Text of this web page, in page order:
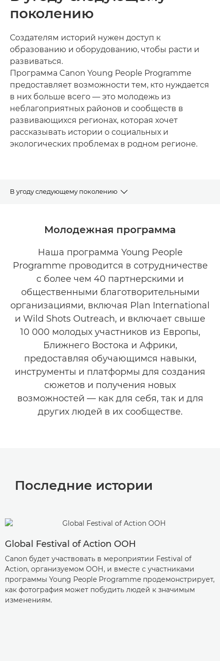
поколению
Создателям историй нужен доступ к
образованию и оборудованию, чтобы расти и
развиваться.
Программа Canon Young People Programme
предоставляет возможности тем, кто нуждается
в них больше всего — это молодежь из
неблагоприятных районов и сообществ в
развивающихся регионах, которая хочет
рассказывать истории о социальных и
экологических проблемах в родном регионе.
В угоду следующему поколению
Галерея
Свяжитесь с нами
Молодежная программа
Наша программа Young People
Programme проводится в сотрудничестве
с более чем 40 партнерскими и
общественными благотворительными
организациями, включая Plan International
и Wild Shots Outreach, и включает свыше
10 000 молодых участников из Европы,
Ближнего Востока и Африки,
предоставляя обучающимся навыки,
инструменты и платформы для создания
сюжетов и получения новых
возможностей — как для себя, так и для
других людей в их сообществе.
Последние истории
Global Festival of Action ООН
Canon будет участвовать в мероприятии Festival of
Action, организуемом ООН, и вместе с участниками
программы Young People Programme продемонстрирует,
как фотография может побудить людей к значимым
изменениям.